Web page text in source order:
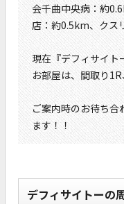
会千曲中央病：約
店：約0.5km、クス
現在『デフィサイト
お部屋は、間取り
ご案内時のお待ち合
ます！！
デフィサイトーの